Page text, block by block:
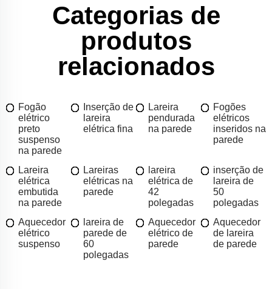
Categorias de
produtos
relacionados
Fogão
elétrico
preto
suspenso
na parede
Inserção de
lareira
elétrica fina
Lareira
pendurada
na parede
Fogões
elétricos
inseridos na
parede
Lareira
elétrica
embutida
na parede
Lareiras
elétricas na
parede
lareira
elétrica de
42
polegadas
inserção de
lareira de
50
polegadas
Aquecedor
elétrico
suspenso
lareira de
parede de
60
polegadas
Aquecedor
elétrico de
parede
Aquecedor
de lareira
de parede